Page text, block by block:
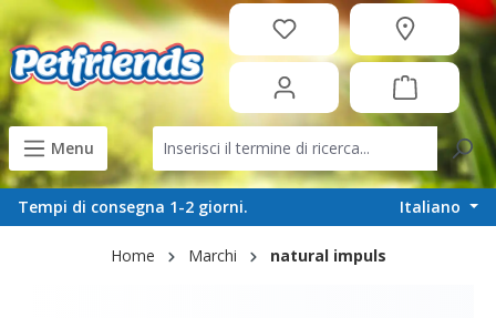
content
Menu
Tempi di consegna 1-2 giorni. Italiano
Home Marchi natural impuls